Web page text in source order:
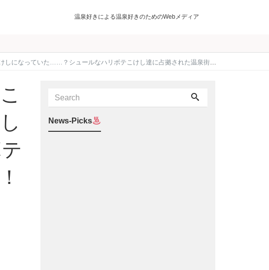
温泉好きによる温泉好きのためのWebメディア
シュールなハリボテこけし達に占拠された温泉街の非日常！全国こけし祭り8/30～9/1
News-Picks